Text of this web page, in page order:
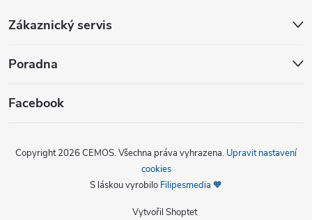
Zákaznický servis
Poradna
Facebook
Vytvořil Shoptet
Copyright 2026 CEMOS. Všechna práva vyhrazena. Upravit nastavení
cookies
S láskou vyrobilo Filipesmedia 🧡